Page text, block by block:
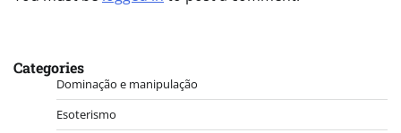
Categories
Dominação e manipulação
Esoterismo